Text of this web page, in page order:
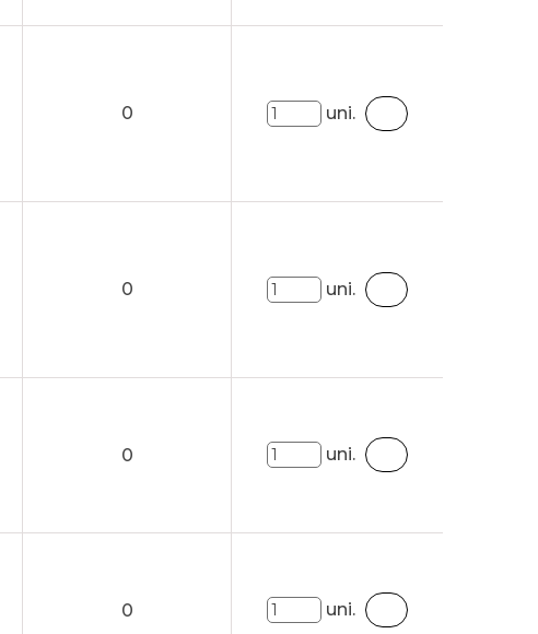
0 uni.
0 uni.
0 uni.
0 uni.